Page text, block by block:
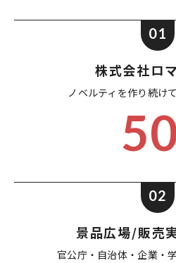
01
株式会社ロ
ノベルティを作り続けて
50
02
景品広場/販売
官公庁・自治体・企業・